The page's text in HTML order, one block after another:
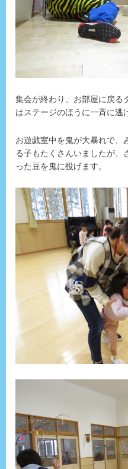
集会が終わり、お部屋に戻る
はステージのほうに一斉に逃
お遊戯室中を鬼が大暴れで、
る子もたくさんいましたが、
った豆を鬼に投げます。